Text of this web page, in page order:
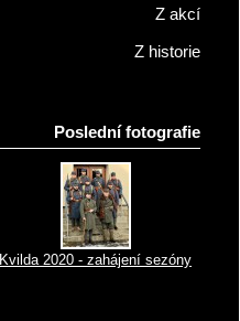
Z akcí
Z historie
Poslední fotografie
Kvilda 2020 - zahájení sezóny